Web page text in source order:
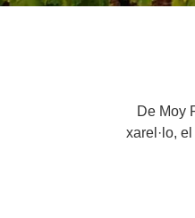
De Moy
xarel·lo,